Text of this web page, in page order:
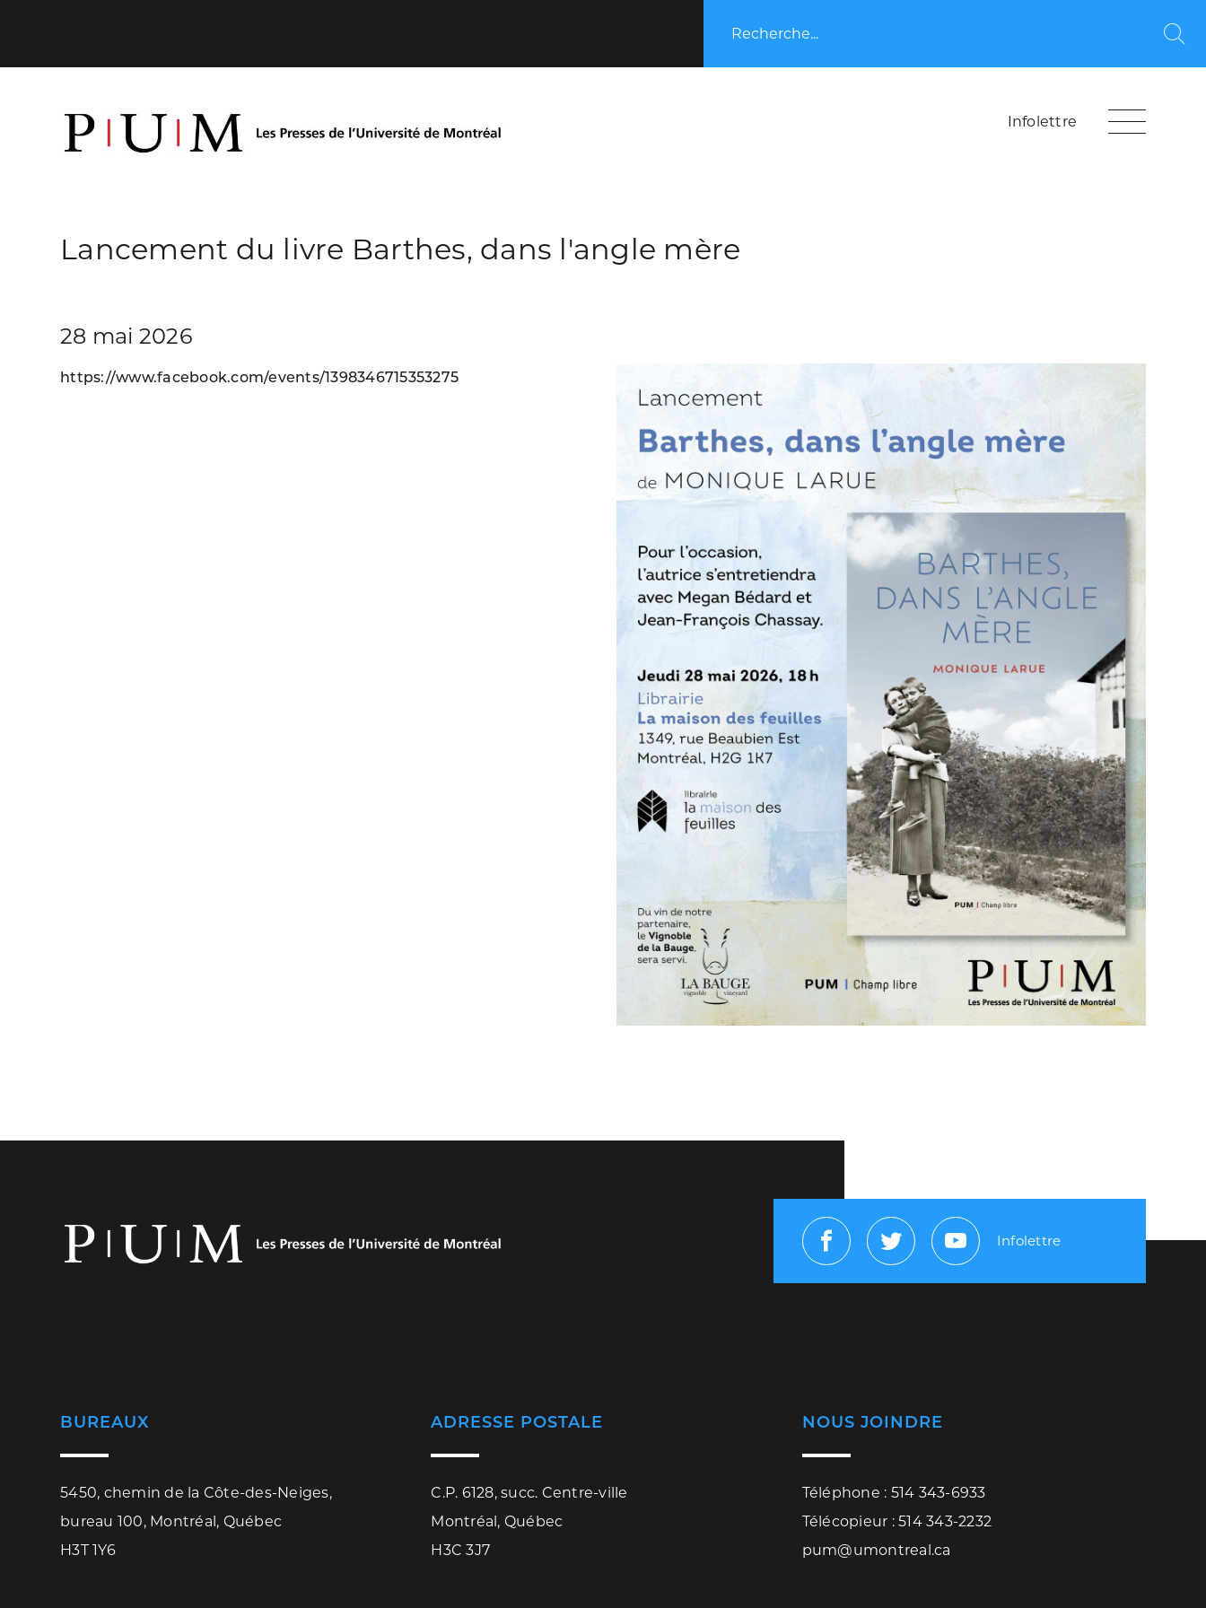
Recherche...
Infolettre
Lancement du livre Barthes, dans l'angle mère
28 mai 2026
https://www.facebook.com/events/1398346715353275
FacebookTwitterYoutube
Infolettre
BUREAUX
5450, chemin de la Côte-des-Neiges,
bureau 100, Montréal, Québec
H3T 1Y6
ADRESSE POSTALE
C.P. 6128, succ. Centre-ville
Montréal, Québec
H3C 3J7
NOUS JOINDRE
Téléphone : 514 343-6933
Télécopieur : 514 343-2232
pum@umontreal.ca